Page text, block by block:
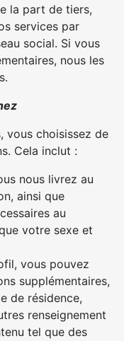
la part de tiers,
services par
social. Si vous
nous les
vous choisissez de
Cela inclut :
nous livrez au
ainsi que
au
votre sexe et
vous pouvez
supplémentaires,
de résidence,
renseignement
tel que des